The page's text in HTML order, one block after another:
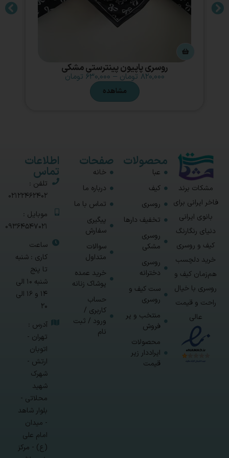
روسری پاپیون پینترستی مشکی
۸۲۰,۰۰۰ تومان – ۶۳۰,۰۰۰ تومان
مشاهده
مشکات برند
فاخر ایرانی برای
بانوی ایرانی
دنیای رنگارنگ
کیف و روسری
خرید دلچسب
هم‌زمان کیف و
روسری با خیال
راحت و قیمت
عالی
محصولات
عبا
کیف
روسری
تخفیف دارها
روسری
مشکی
روسری
دخترانه
ست کیف و
روسری
منتخب و پر
فروش
محصولات
ایراددار زیر
قیمت
صفحات
خانه
درباره ما
تماس با ما
پیگیری
سفارش
سوالات
متداول
خرید عمده
پوشاک زنانه
حساب
کاربری /
ورود / ثبت
نام
اطلاعات
تماس
تلفن :
02122462402
موبایل :
09364547021
ساعت
کاری : شنبه
تا پنج
شنبه 10 الی
14 و 16 الی
20
آدرس :
تهران -
اتوبان
ارتش -
شهرک
شهید
محلاتی -
بلوار شاهد
- میدان
امام علی
(ع) - مرکز